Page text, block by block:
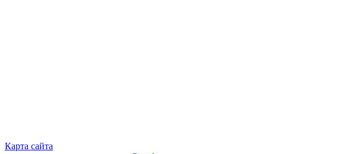
Карта сайта